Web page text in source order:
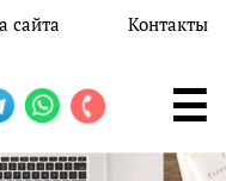
сайта Контакты